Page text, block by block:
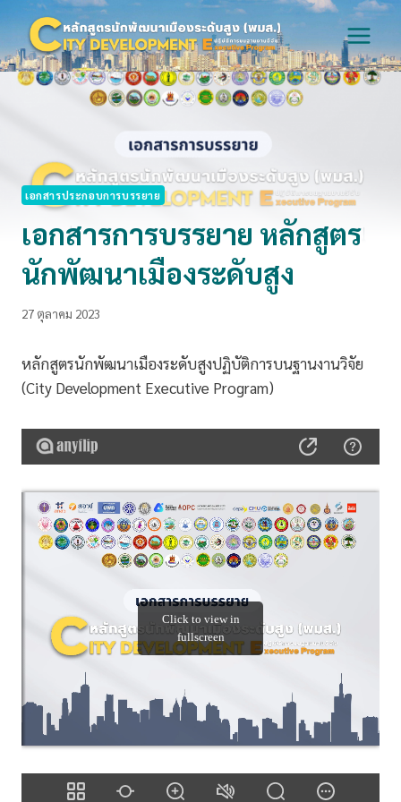
content
เอกสารประกอบการบรรยาย
เอกสารการบรรยาย หลักสูตร
นักพัฒนาเมืองระดับสูง
27 ตุลาคม 2023
หลักสูตรนักพัฒนาเมืองระดับสูงปฏิบัติการบนฐานงานวิจัย
(City Development Executive Program)